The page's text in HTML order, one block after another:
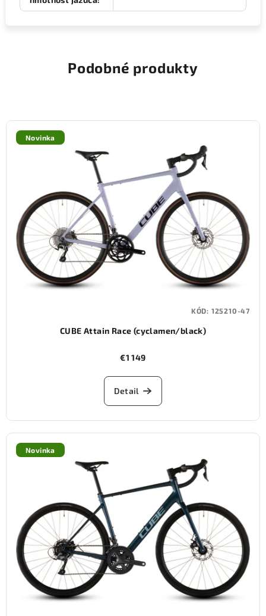
Podobné produkty
Novinka
CUBE Attain Race (cyclamen/black)
€1 149
Detail
KÓD: 125210-47
Novinka